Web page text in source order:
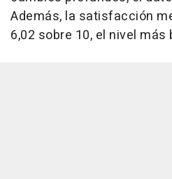
Además, la satisfacción
6,02 sobre 10, el nivel